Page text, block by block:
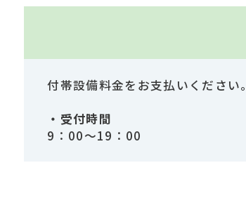
付帯設備料金をお支払いください。
・受付時間
9：00～19：00